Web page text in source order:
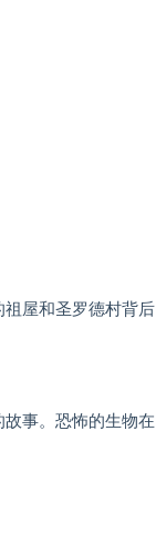
祖屋和圣罗德村背后
故事。恐怖的生物在